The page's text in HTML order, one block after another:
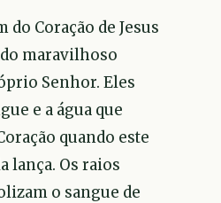
do Coração de Jesus
maravilhoso
Senhor. Eles
e a água que
quando este
lança. Os raios
o sangue de